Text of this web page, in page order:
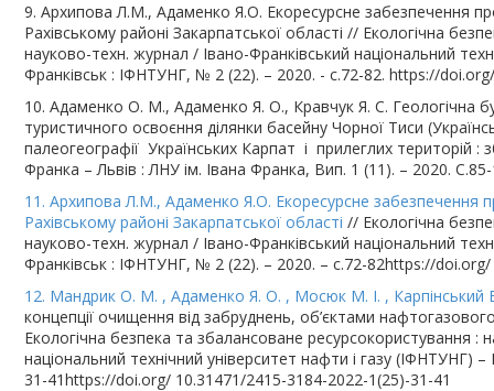
9. Архипова Л.М., Адаменко Я.О. Екоресурсне забезпечення
Рахівському районі Закарпатської області // Екологічна
науково-техн. журнал / Івано-Франківський національний
Франківськ : ІФНТУНГ, № 2 (22). – 2020. - c.72-82. https://
10. Адаменко О. М., Адаменко Я. О., Кравчук Я. С. Геологічна
туристичного освоєння ділянки басейну Чорної Тиси
палеогеографії Українських Карпат і прилеглих територій :
Франка – Львів : ЛНУ ім. Івана Франка, Вип. 1 (11). – 2020.
11. Архипова Л.М., Адаменко Я.О. Екоресурсне забезпечення
Рахівському районі Закарпатської області // Екологічна
науково-техн. журнал / Івано-Франківський національний
Франківськ : ІФНТУНГ, № 2 (22). – 2020. – c.72-82https://
12. Мандрик О. М. , Адаменко Я. О. , Мосюк М. І. ,
концепції очищення від забруднень, об’єктами
Екологічна безпека та збалансоване ресурсокористування :
національний технічний університет нафти і газу (ІФНТУНГ)
31-41https://doi.org/ 10.31471/2415-3184-2022-1(25)-31-41